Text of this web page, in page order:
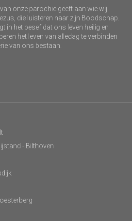
van onze parochie geeft aan wie wij
die luisteren naar zijn Boodschap.
in het besef dat ons leven heilig en
het leven van alledag te verbinden
van ons bestaan.
- Bilthoven